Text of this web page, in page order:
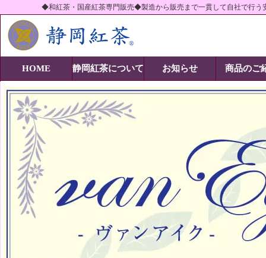
◆和紅茶・国産紅茶専門販売◆製造から販売まで一貫して自社で行う
HOME 静岡紅茶について お知らせ 商品のご